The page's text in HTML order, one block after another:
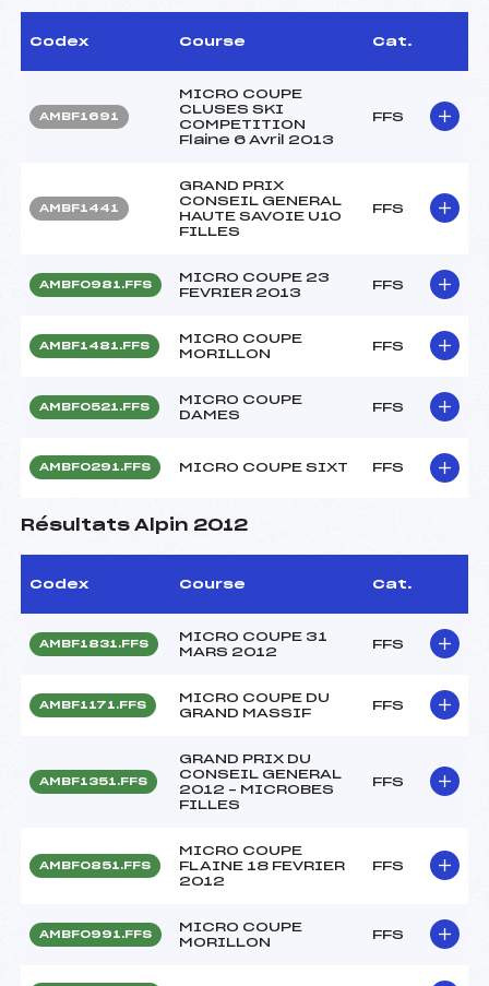
Codex Course Cat.
AMBF1691
MICRO COUPE
CLUSES SKI
COMPETITION
Flaine 6 Avril 2013
FFS
AMBF1441
GRAND PRIX
CONSEIL GENERAL
HAUTE SAVOIE U10
FILLES
FFS
AMBF0981.FFS
MICRO COUPE 23
FEVRIER 2013
FFS
AMBF1481.FFS
MICRO COUPE
MORILLON
FFS
AMBF0521.FFS
MICRO COUPE
DAMES
FFS
AMBF0291.FFS MICRO COUPE SIXT FFS
Résultats Alpin 2012
Codex Course Cat.
AMBF1831.FFS
MICRO COUPE 31
MARS 2012
FFS
AMBF1171.FFS
MICRO COUPE DU
GRAND MASSIF
FFS
AMBF1351.FFS
GRAND PRIX DU
CONSEIL GENERAL
2012 – MICROBES
FILLES
FFS
AMBF0851.FFS
MICRO COUPE
FLAINE 18 FEVRIER
2012
FFS
AMBF0991.FFS
MICRO COUPE
MORILLON
FFS